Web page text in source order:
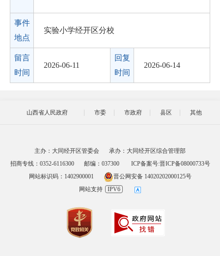
事件
地点
实验小学经开区分校
留言
时间
2026-06-11
回复
时间
2026-06-14
山西省人民政府 市委 市政府 县区 其他
主办：大同经开区管委会
承办：大同经开区综合管理部
招商专线：0352-6116300
邮编：037300
ICP备案号:晋ICP备08000733号
网站标识码：1402900001
晋公网安备 14020202000125号
网站支持
IPV6